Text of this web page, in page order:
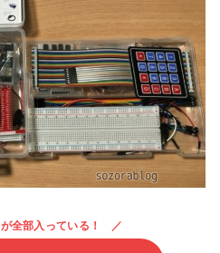
全部入っている！